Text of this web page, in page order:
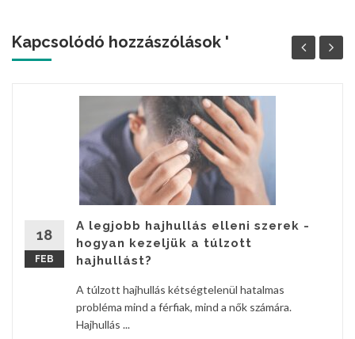
Kapcsolódó hozzászólások '
18
FEB
A legjobb hajhullás elleni szerek -
hogyan kezeljük a túlzott
hajhullást?
A túlzott hajhullás kétségtelenül hatalmas
probléma mind a férfiak, mind a nők számára.
Hajhullás ...